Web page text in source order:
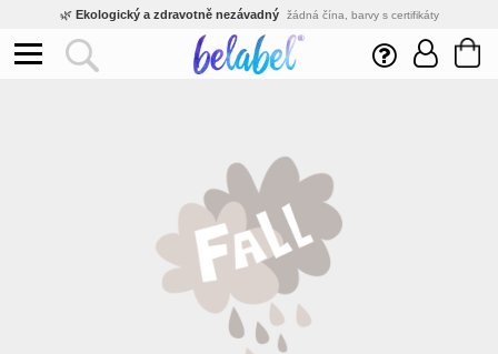
🌿 Ekologický a zdravotně nezávadný žádná čína, barvy s certifikáty
Inovativní výroba vlastní vývoj, nejnovější technologie
Rychlé dodání expedujeme do 24h
tisíce spokojených zákazníků